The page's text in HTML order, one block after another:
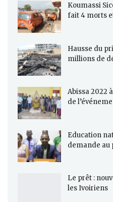
Koumassi
fait 4 morts
Hausse du
millions de
Abissa 2022
de
Education
demande
Le prêt :
les Ivoiriens